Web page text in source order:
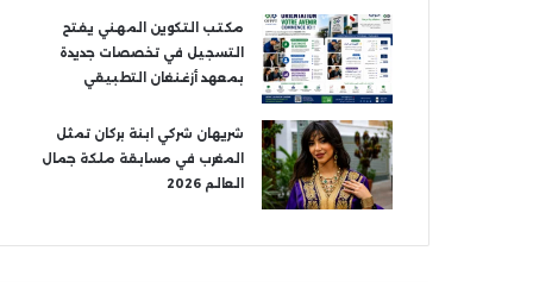
مكتب التكوين المهني يفتح
التسجيل في تخصصات جديدة
بمعهد أزغنغان التطبيقي
شريهان شركي ابنة بركان تمثل
المغرب في مسابقة ملكة جمال
العالم 2026